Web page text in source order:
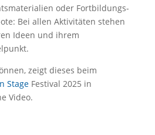
oder Fortbildungs-
Bei allen Aktivitäten stehen
Ideen und ihrem
zeigt dieses beim
Stage Festival 2025 in
Video.